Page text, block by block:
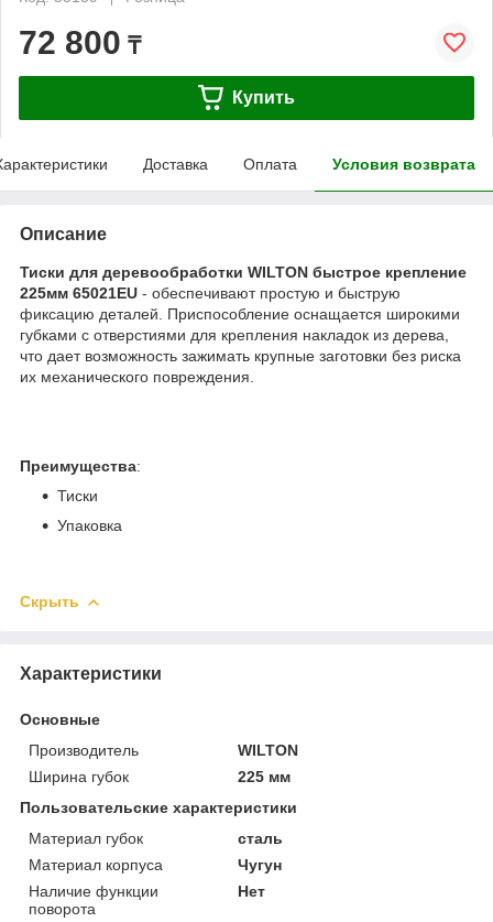
72 800 ₸
Купить
Доставка Оплата Условия возврата
Описание
Тиски для деревообработки WILTON быстрое крепление
225мм 65021EU - обеспечивают простую и быструю
фиксацию деталей. Приспособление оснащается широкими
губками с отверстиями для крепления накладок из дерева,
что дает возможность зажимать крупные заготовки без риска
их механического повреждения.
Преимущества:
Тиски
Упаковка
Скрыть
Характеристики
Основные
Производитель
WILTON
Ширина губок
225 мм
Пользовательские характеристики
Материал губок
сталь
Материал корпуса
Чугун
Наличие функции
поворота
Нет